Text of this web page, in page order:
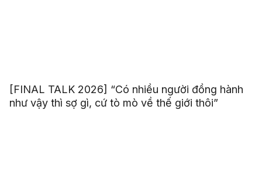
[FINAL TALK 2026] “Có nhiều người đồng hành
như vậy thì sợ gì, cứ tò mò về thế giới thôi”